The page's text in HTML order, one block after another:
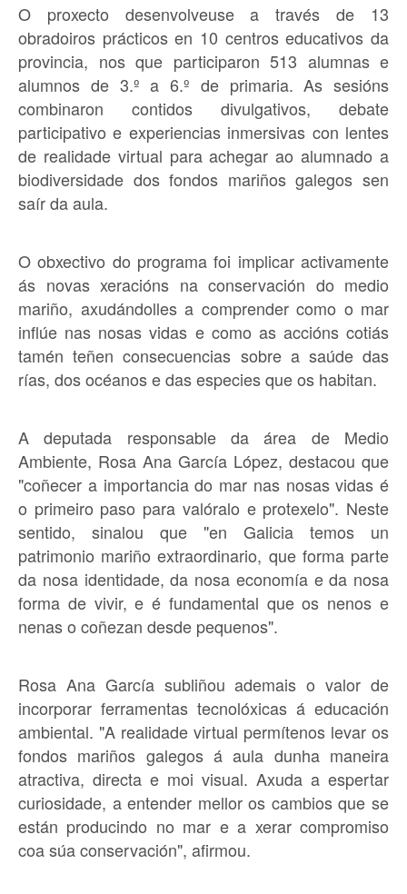
O proxecto desenvolveuse a través de 13
obradoiros prácticos en 10 centros educativos da
provincia, nos que participaron 513 alumnas e
alumnos de 3.º a 6.º de primaria. As sesións
combinaron contidos divulgativos, debate
participativo e experiencias inmersivas con lentes
de realidade virtual para achegar ao alumnado a
biodiversidade dos fondos mariños galegos sen
saír da aula.
O obxectivo do programa foi implicar activamente
ás novas xeracións na conservación do medio
mariño, axudándolles a comprender como o mar
inflúe nas nosas vidas e como as accións cotiás
tamén teñen consecuencias sobre a saúde das
rías, dos océanos e das especies que os habitan.
A deputada responsable da área de Medio
Ambiente, Rosa Ana García López, destacou que
"coñecer a importancia do mar nas nosas vidas é
o primeiro paso para valóralo e protexelo". Neste
sentido, sinalou que "en Galicia temos un
patrimonio mariño extraordinario, que forma parte
da nosa identidade, da nosa economía e da nosa
forma de vivir, e é fundamental que os nenos e
nenas o coñezan desde pequenos".
Rosa Ana García subliñou ademais o valor de
incorporar ferramentas tecnolóxicas á educación
ambiental. "A realidade virtual permítenos levar os
fondos mariños galegos á aula dunha maneira
atractiva, directa e moi visual. Axuda a espertar
curiosidade, a entender mellor os cambios que se
están producindo no mar e a xerar compromiso
coa súa conservación", afirmou.